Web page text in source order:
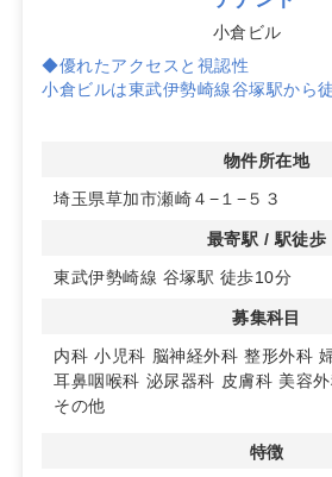
小倉ビル
◆優れたアクセスと視認性
小倉ビルは東武伊勢崎線谷塚駅から
あり、1階路面に位置するため、通
◆充実の駐車設備
駐車場が完備されており、車でのア
です。患者様の利便性を考慮した環
◆フレキシブルな看板設置
看板の設置が容易で、目立つデザイ
す。クリニックの存在を効果的にア
めることができます。詳細はお問い
物件所在地
埼玉県草加市瀬崎４−１−５３
最寄駅 / 駅徒歩
東武伊勢崎線 谷塚駅 徒歩10分
募集科目
内科 小児科 脳神経外科 整形外科
耳鼻咽喉科 泌尿器科 皮膚科 美容
その他
特徴